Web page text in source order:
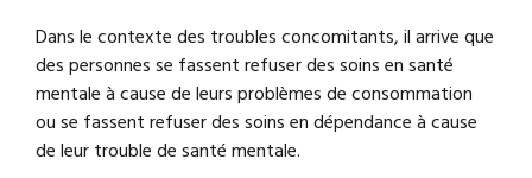
Dans le contexte des troubles concomitants, il arrive que
des personnes se fassent refuser des soins en santé
mentale à cause de leurs problèmes de consommation
ou se fassent refuser des soins en dépendance à cause
de leur trouble de santé mentale.